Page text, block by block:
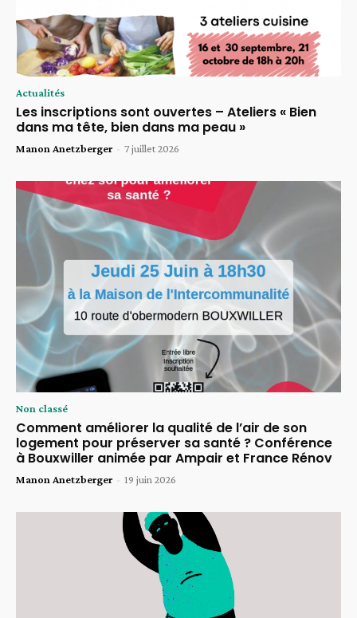
Actualités
Les inscriptions sont ouvertes – Ateliers « Bien
dans ma tête, bien dans ma peau »
Manon Anetzberger - 7 juillet 2026
Non classé
Comment améliorer la qualité de l’air de son
logement pour préserver sa santé ? Conférence
à Bouxwiller animée par Ampair et France Rénov
Manon Anetzberger - 19 juin 2026